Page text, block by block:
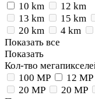
10 km
12 km
13 km
15 km
20 km
4 km
Показать все
Показать
Кол-тво
100 MP
12 MP
20 MP
20 MP